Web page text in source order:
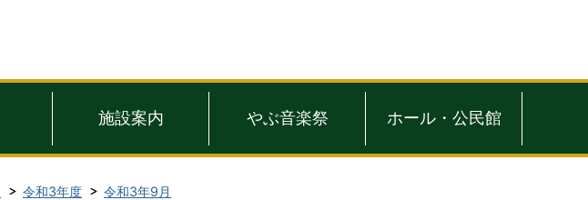
施設案内 やぶ音楽祭 ホール・公民館
令和3年度
令和3年9月